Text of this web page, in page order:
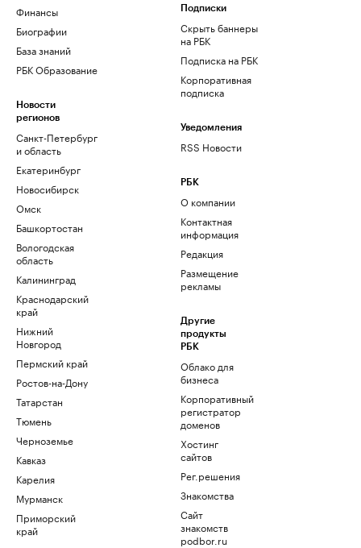
Финансы
Биографии
База знаний
РБК Образование
Новости
регионов
Санкт-Петербург
и область
Екатеринбург
Новосибирск
Омск
Башкортостан
Вологодская
область
Калининград
Краснодарский
край
Нижний
Новгород
Пермский край
Ростов-на-Дону
Татарстан
Тюмень
Черноземье
Кавказ
Карелия
Мурманск
Приморский
край
Подписки
Скрыть баннеры
на РБК
Подписка на РБК
Корпоративная
подписка
Уведомления
RSS Новости
РБК
О компании
Контактная
информация
Редакция
Размещение
рекламы
Другие
продукты
РБК
Облако для
бизнеса
Корпоративный
регистратор
доменов
Хостинг
сайтов
Рег.решения
Знакомства
Сайт
знакомств
podbor.ru